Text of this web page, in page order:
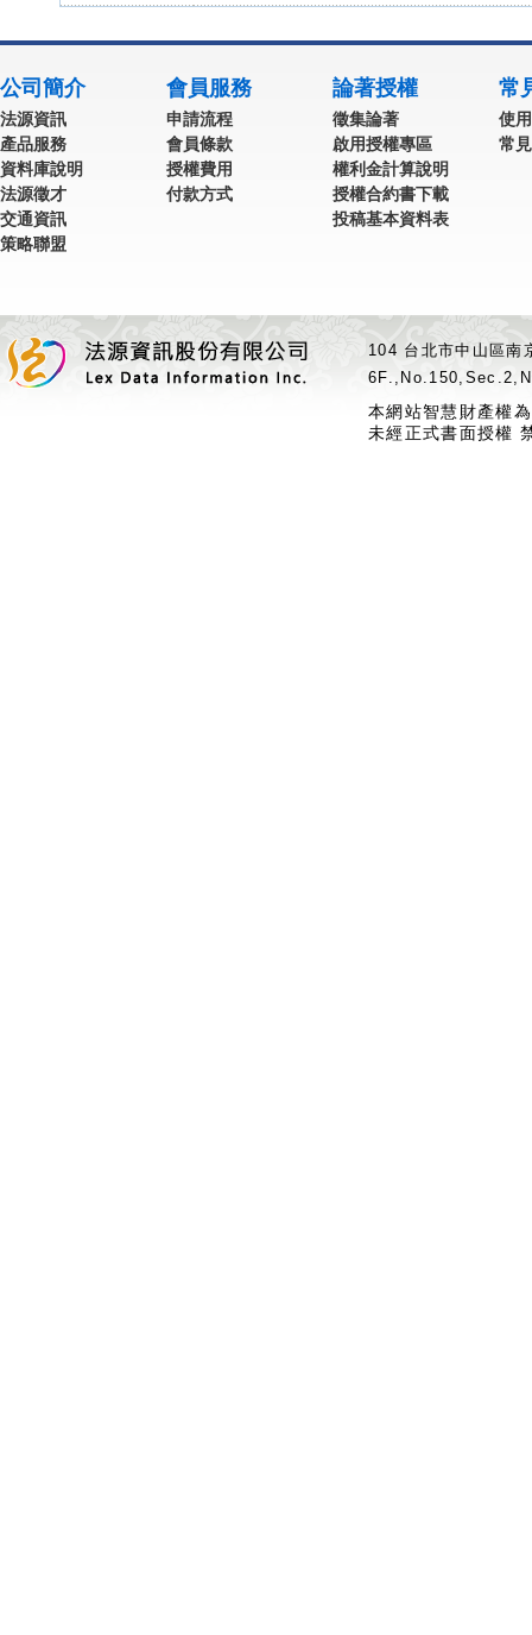
公司簡介
法源資訊
產品服務
資料庫說明
法源徵才
交通資訊
策略聯盟
會員服務
申請流程
會員條款
授權費用
付款方式
論著授權
徵集論著
啟用授權專區
權利金計算說明
授權合約書下載
投稿基本資料表
常
使
常
104 台北市中山區
本網站智慧財產權
未經正式書面授權